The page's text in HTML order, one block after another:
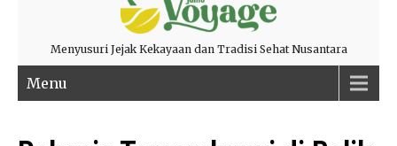
Menyusuri Jejak Kekayaan dan Tradisi Sehat Nusantara
Menu